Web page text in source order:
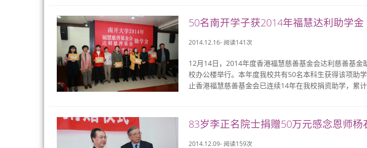
50名南开学子获2014年福慧达利助学金
2014.12.16- 阅读141次
12月14日，2014年度香港福慧慈善基金会达利慈善基金
校办公楼举行。本年度我校共有50名本科生获得该项助
止香港福慧慈善基金会已连续14年在我校捐资助学，累
83岁李正名院士捐赠50万元感念恩师杨
2014.12.09- 阅读159次